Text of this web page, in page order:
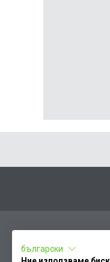
български